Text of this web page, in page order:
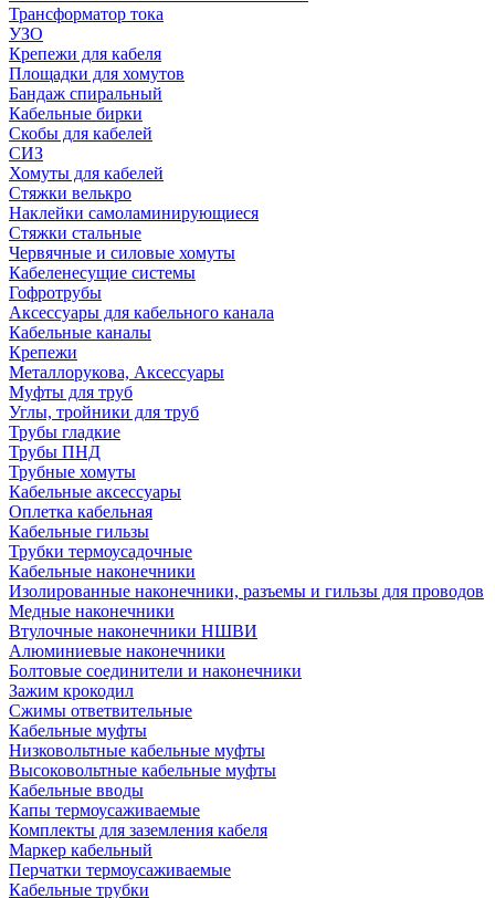
Трансформатор тока
УЗО
Крепежи для кабеля
Площадки для хомутов
Бандаж спиральный
Кабельные бирки
Cкобы для кабелей
СИЗ
Хомуты для кабелей
Стяжки велькро
Наклейки самоламинирующиеся
Стяжки стальные
Червячные и силовые хомуты
Кабеленесущие системы
Гофротрубы
Аксессуары для кабельного канала
Кабельные каналы
Крепежи
Металлорукова, Аксессуары
Муфты для труб
Углы, тройники для труб
Трубы гладкие
Трубы ПНД
Трубные хомуты
Кабельные аксессуары
Оплетка кабельная
Кабельные гильзы
Трубки термоусадочные
Кабельные наконечники
Изолированные наконечники, разъемы и гильзы для проводов
Медные наконечники
Втулочные наконечники НШВИ
Алюминиевые наконечники
Болтовые соединители и наконечники
Зажим крокодил
Сжимы ответвительные
Кабельные муфты
Низковольтные кабельные муфты
Высоковольтные кабельные муфты
Кабельные вводы
Капы термоусаживаемые
Комплекты для заземления кабеля
Маркер кабельный
Перчатки термоусаживаемые
Кабельные трубки